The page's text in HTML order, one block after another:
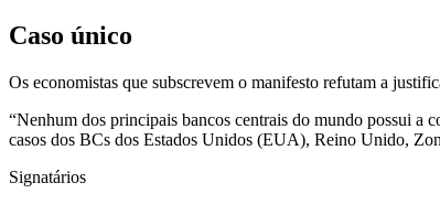
Caso único
Os economistas que subscrevem o manifesto refutam a
“Nenhum dos principais bancos centrais do mundo possui a
casos dos BCs dos Estados Unidos (EUA), Reino Unido,
Signatários